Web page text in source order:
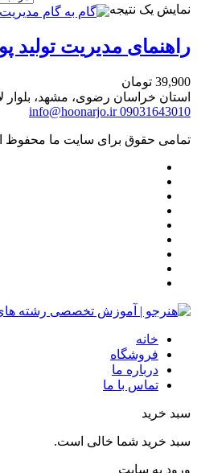
نمایش یک نتیجه
راهنمای مدیریت تولید
39,900 تومان
استان خراسان رضوی، مشهد، بلوار
09031643010
info@hoonarjo.ir
تمامی حقوق برای سایت ما
خانه
فروشگاه
درباره ما
تماس با ما
سبد خرید
سبد خرید شما خالی است.
ورود به سایت